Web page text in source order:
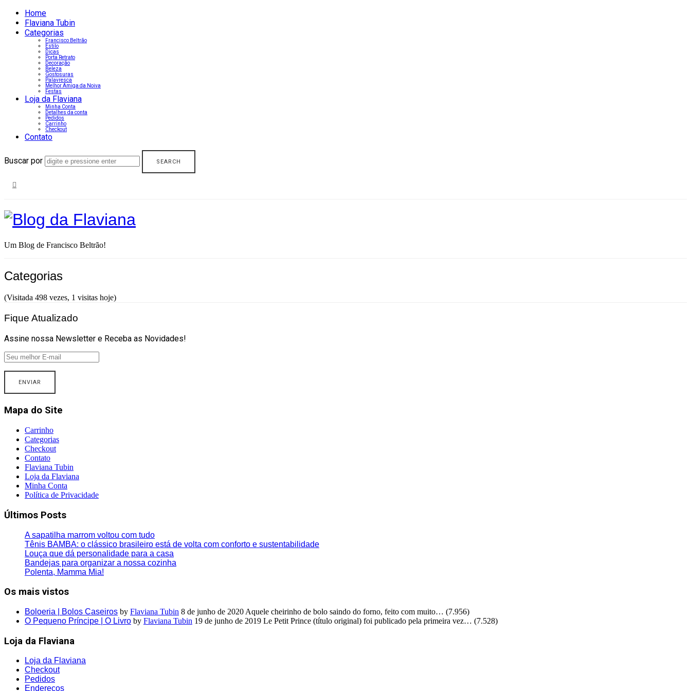
Home
Flaviana Tubin
Categorias
Francisco Beltrão
Estilo
Dicas
Porta Retrato
Decoração
Beleza
Gostosuras
Palavresca
Melhor Amiga da Noiva
Festas
Loja da Flaviana
Minha Conta
Detalhes da conta
Pedidos
Carrinho
Checkout
Contato
Buscar por
Blog
da
Um Blog de Francisco Beltrão!
Categorias
(Visitada 498 vezes, 1 visitas hoje)
Fique Atualizado
Assine nossa Newsletter e Receba as Novidades!
Mapa do Site
Carrinho
Categorias
Checkout
Contato
Flaviana Tubin
Loja da Flaviana
Minha Conta
Política de Privacidade
Últimos Posts
A sapatilha marrom voltou com tudo
Tênis BAMBA: o clássico brasileiro está de volta com conforto e sustentabilidade
Louça que dá personalidade para a casa
Bandejas para organizar a nossa cozinha
Polenta, Mamma Mia!
Os mais vistos
Boloeria | Bolos Caseiros by Flaviana Tubin 8 de junho de 2020 Aquele cheirinho de bolo saindo do forno, feito com muito… (7.956)
O Pequeno Príncipe | O Livro by Flaviana Tubin 19 de junho de 2019 Le Petit Prince (título original) foi publicado pela primeira vez… (7.528)
Loja da Flaviana
Loja da Flaviana
Checkout
Pedidos
Endereços